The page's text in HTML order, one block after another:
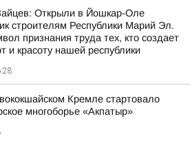
Открыли в Йошкар-Оле
строителям Республики Марий Эл.
признания труда тех, кто создает
и красоту нашей республики
Кремле стартовало
многоборье «Акпатыр»